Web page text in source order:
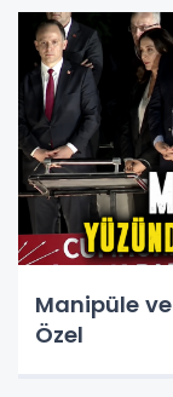
Manipüle
Özel